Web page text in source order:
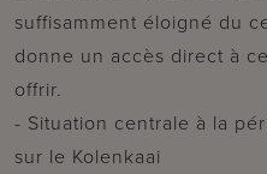
suffisamment éloigné du
donne un accès direct à
offrir.
- Situation centrale à la
sur le Kolenkaai